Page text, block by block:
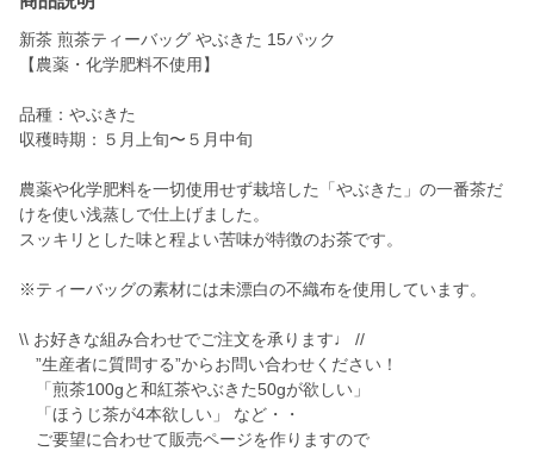
新茶 煎茶ティーバッグ やぶきた 15パック
【農薬・化学肥料不使用】
品種：やぶきた
収穫時期：５月上旬〜５月中旬
農薬や化学肥料を一切使用せず栽培した「やぶきた」の一番茶だ
けを使い浅蒸しで仕上げました。
スッキリとした味と程よい苦味が特徴のお茶です。
※ティーバッグの素材には未漂白の不織布を使用しています。
\\ お好きな組み合わせでご注文を承ります♩ //
”生産者に質問する”からお問い合わせください！
「煎茶100gと和紅茶やぶきた50gが欲しい」
「ほうじ茶が4本欲しい」 など・・
ご要望に合わせて販売ページを作りますので